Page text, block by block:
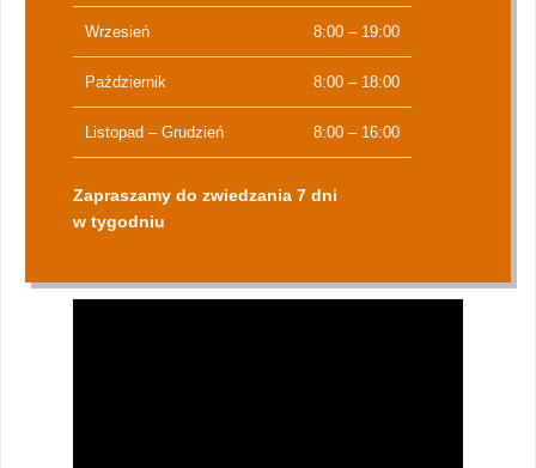
Wrzesień 8:00 – 19:00
Październik 8:00 – 18:00
Listopad – Grudzień 8:00 – 16:00
Zapraszamy do zwiedzania 7 dni
w tygodniu